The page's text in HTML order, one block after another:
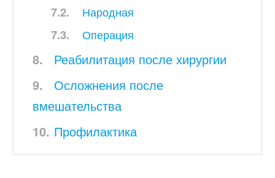
Народная
Операция
Реабилитация после хирургии
Осложнения после
вмешательства
Профилактика